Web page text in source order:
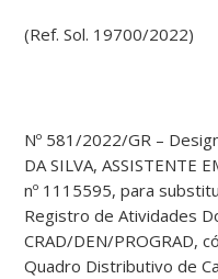
(Ref. Sol. 19700/2022)
Nº 581/2022/GR –
DA SILVA, ASSISTENTE
nº 1115595, para
Registro de Atividades
CRAD/DEN/PROGRAD,
Quadro Distributivo de